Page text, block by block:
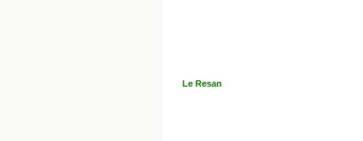
Le Resan